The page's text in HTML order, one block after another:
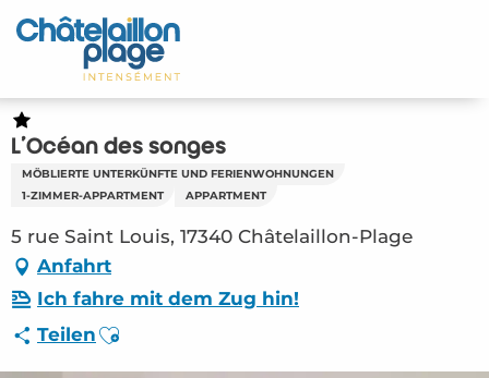
Aller
au
principal
Startseite - DE
Entdecken Sie
Aktivitäten
Treffpunkt
Ihr Aufenthalt - DE
L'Océan des songes
MÖBLIERTE UNTERKÜNFTE UND FERIENWOHNUNGEN
1-ZIMMER-APPARTMENT
APPARTMENT
5 rue Saint Louis, 17340 Châtelaillon-Plage
Anfahrt
Ich fahre mit dem Zug hin!
Teilen Ajouter aux favoris